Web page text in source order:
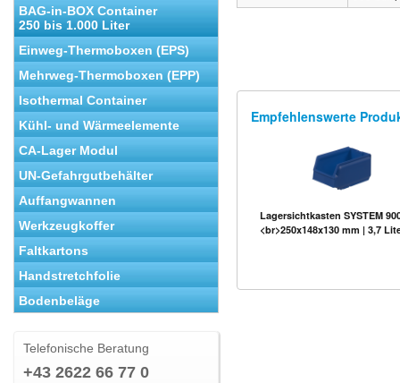
BAG-in-BOX Container
250 bis 1.000 Liter
Einweg-Thermoboxen (EPS)
Mehrweg-Thermoboxen (EPP)
Isothermal Container
Kühl- und Wärmeelemente
CA-Lager Modul
UN-Gefahrgutbehälter
Auffangwannen
Werkzeugkoffer
Faltkartons
Handstretchfolie
Bodenbeläge
Telefonische Beratung
+43 2622 66 77 0
Empfehlenswerte
Lagersichtkasten SYSTEM
<br>250x148x130 mm | 3,7